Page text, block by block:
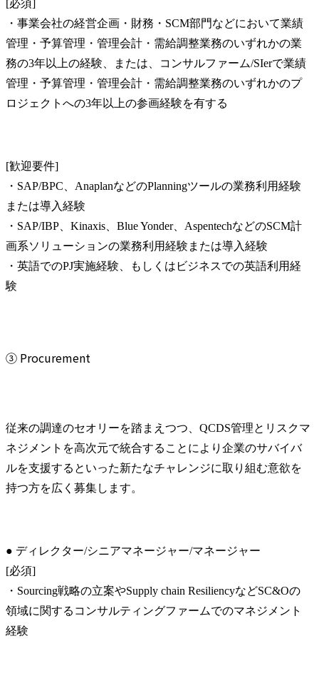
[必須]
・事業会社の経営企画・財務・SCM部門などにおいて業績
管理・予算管理・管理会計・需給調整業務のいずれかの業
務の3年以上の経験、または、コンサルファーム/SIerで業績
管理・予算管理・管理会計・需給調整業務のいずれかのプ
ロジェクトへの3年以上の参画経験を有する
[歓迎要件]
・SAP/BPC、AnaplanなどのPlanningツールの業務利用経験
または導入経験
・SAP/IBP、Kinaxis、Blue Yonder、AspentechなどのSCM計
画系ソリューションの業務利用経験または導入経験
・英語でのPJ実施経験、もしくはビジネスでの英語利用経
験
③ Procurement
従来の調達のセオリーを踏まえつつ、QCDS管理とリスクマ
ネジメントを高次元で統合することにより企業のサバイバ
ルを支援するといった新たなチャレンジに取り組む意欲を
持つ方を広く募集します。
● ディレクター/シニアマネージャー/マネージャー
[必須]
・Sourcing戦略の立案やSupply chain ResiliencyなどSC&Oの
領域に関するコンサルティングファームでのマネジメント
経験